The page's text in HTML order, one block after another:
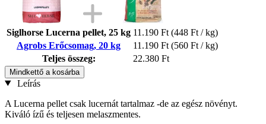
Siglhorse Lucerna pellet, 25 kg 11.190 Ft (448 Ft / kg)
Agrobs Erőcsomag, 20 kg
11.190 Ft (560 Ft / kg)
Teljes összeg:
22.380 Ft
Mindkettő a kosárba
Leírás
A Lucerna pellet csak lucernát tartalmaz -de az egész növényt.
Kiváló ízű és teljesen melaszmentes.